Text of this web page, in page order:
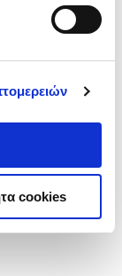
cookies